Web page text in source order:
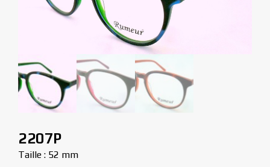
2207P
Taille : 52 mm